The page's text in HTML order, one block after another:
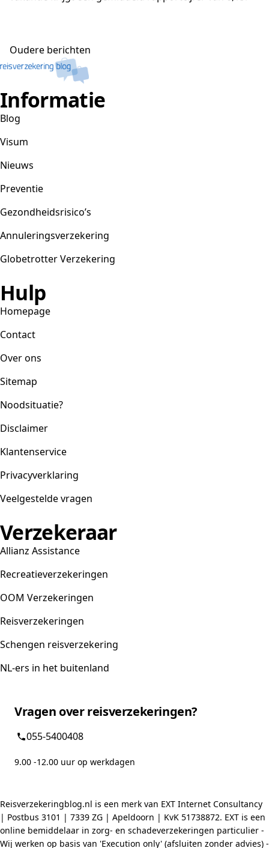
Berichtennavigatie
Oudere berichten
Informatie
Blog
Visum
Nieuws
Preventie
Gezondheidsrisico’s
Annuleringsverzekering
Globetrotter Verzekering
Hulp
Homepage
Contact
Over ons
Sitemap
Noodsituatie?
Disclaimer
Klantenservice
Privacyverklaring
Veelgestelde vragen
Verzekeraar
Allianz Assistance
Recreatieverzekeringen
OOM Verzekeringen
Reisverzekeringen
Schengen reisverzekering
NL-ers in het buitenland
Vragen over reisverzekeringen?
055-5400408
9.00 -12.00 uur op werkdagen
Reisverzekeringblog.nl is een merk van EXT Internet Consultancy
| Postbus 3101 | 7339 ZG | Apeldoorn | KvK 51738872. EXT is een
online bemiddelaar in zorg- en schadeverzekeringen particulier -
Wij werken op basis van 'Execution only' (afsluiten zonder advies) -